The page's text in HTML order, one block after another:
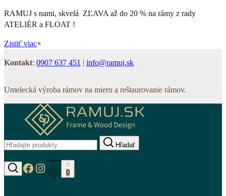
RAMUJ s nami, skvelá ZĽAVA až do 20 % na rámy z rady
ATELIÉR a FLOAT !
Zistiť viac×
Kontakt: 0907 637 451 | info@ramuj.sk
Umelecká výroba rámov na mieru a reštaurovanie rámov.
Hľadať
Hľadať
https://www.facebook.com/www.ramuj.sk
https://www.instagram.com/ramuj.sk
0